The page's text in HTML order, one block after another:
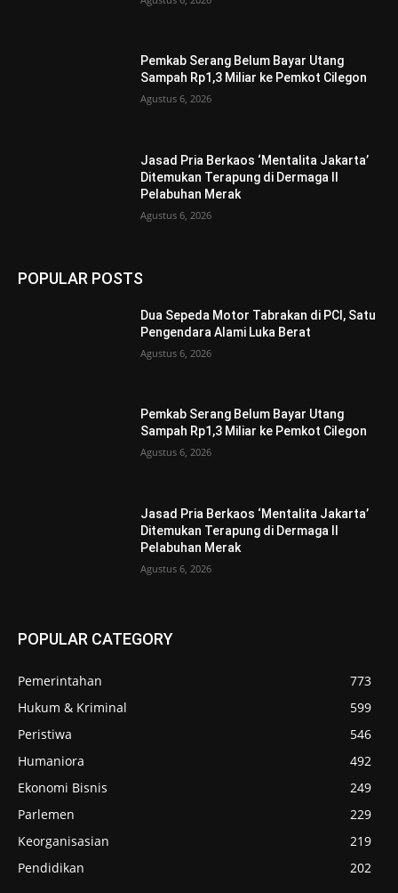
Pemkab Serang Belum Bayar Utang
Sampah Rp1,3 Miliar ke Pemkot Cilegon
Agustus 6, 2026
Jasad Pria Berkaos ‘Mentalita Jakarta’
Ditemukan Terapung di Dermaga II
Pelabuhan Merak
Agustus 6, 2026
POPULAR POSTS
Dua Sepeda Motor Tabrakan di PCI, Satu
Pengendara Alami Luka Berat
Agustus 6, 2026
Pemkab Serang Belum Bayar Utang
Sampah Rp1,3 Miliar ke Pemkot Cilegon
Agustus 6, 2026
Jasad Pria Berkaos ‘Mentalita Jakarta’
Ditemukan Terapung di Dermaga II
Pelabuhan Merak
Agustus 6, 2026
POPULAR CATEGORY
Pemerintahan
773
Hukum & Kriminal
599
Peristiwa
546
Humaniora
492
Ekonomi Bisnis
249
Parlemen
229
Keorganisasian
219
Pendidikan
202